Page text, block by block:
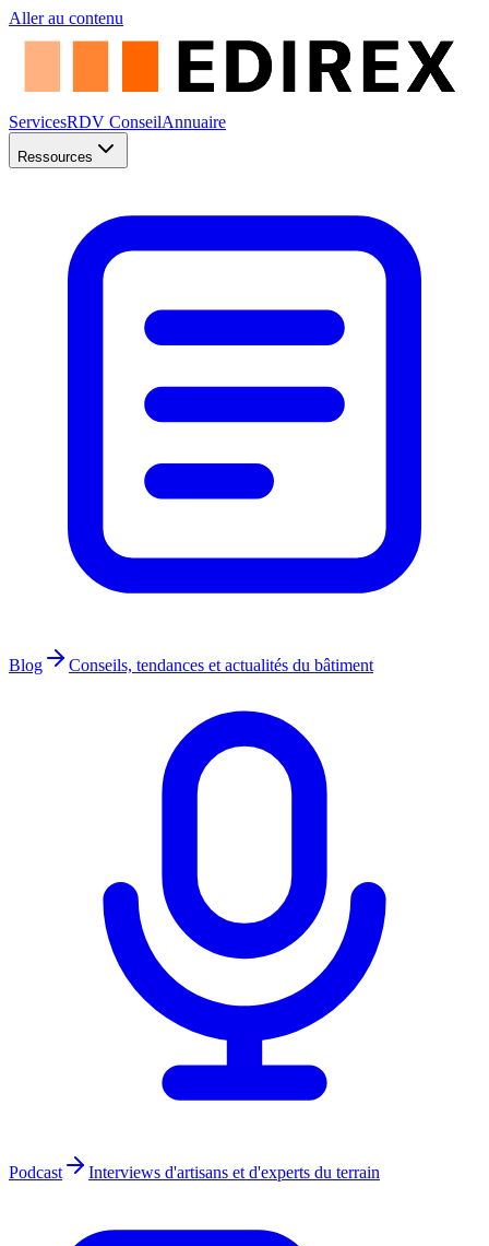
Aller au contenu
ServicesRDV ConseilAnnuaire
Ressources
Blog Conseils, tendances et actualités du bâtiment
Podcast Interviews d'artisans et d'experts du terrain